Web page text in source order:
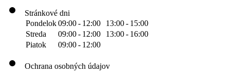
Stránkové dni
Pondelok09:00- 12:00 13:00- 15:00
Streda
09:00- 12:00 13:00- 16:00
Piatok
09:00- 12:00
Ochrana osobných údajov